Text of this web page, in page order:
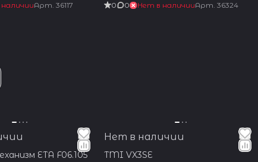
Арт. 36117 0 0 Нет в наличииАрт. 36324
ETA F06.105
Нет в наличии
TMI VX3SE